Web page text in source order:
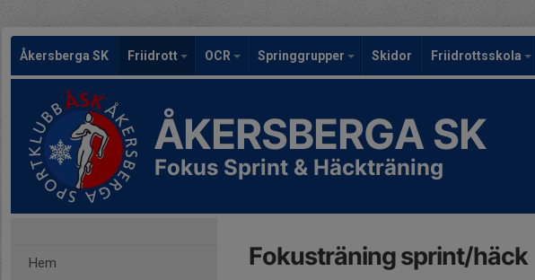
Åkersberga SK Friidrott OCR Springgrupper Skidor Friidrottsskola
ÅKERSBERGA SK
Fokus Sprint & Häckträning
Hem Fokusträning sprint/häck